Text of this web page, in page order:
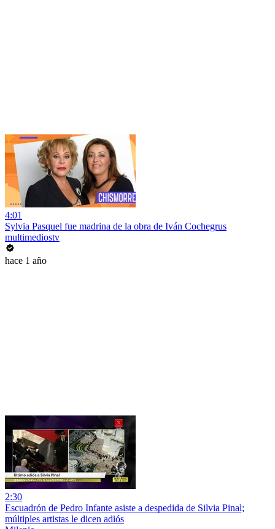
4:01
Sylvia Pasquel fue madrina de la obra de Iván Cochegrus
multimediostv
hace 1 año
2:30
Escuadrón de Pedro Infante asiste a despedida de Silvia Pinal;
múltiples artistas le dicen adiós